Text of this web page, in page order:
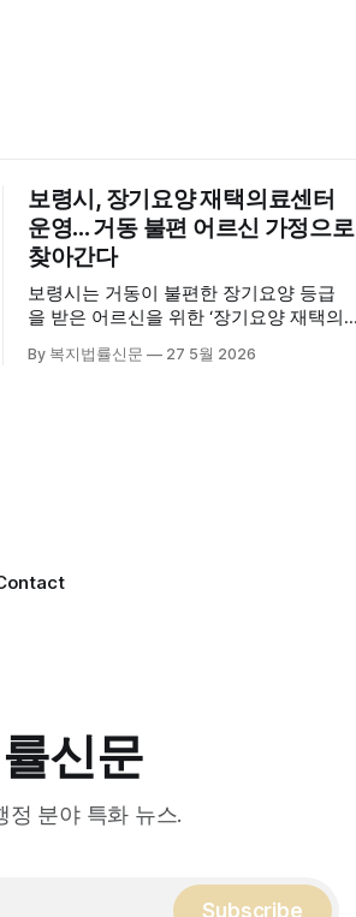
보령시, 장기요양 재택의료센터
운영... 거동 불편 어르신 가정으로
찾아간다
보령시는 거동이 불편한 장기요양 등급
을 받은 어르신을 위한 ‘장기요양 재택의
는 지난 3월 대천중앙병원, 천진한의원
By 복지법률신문 27 5월 2026
신문
정 분야 특화 뉴스.
Subscribe